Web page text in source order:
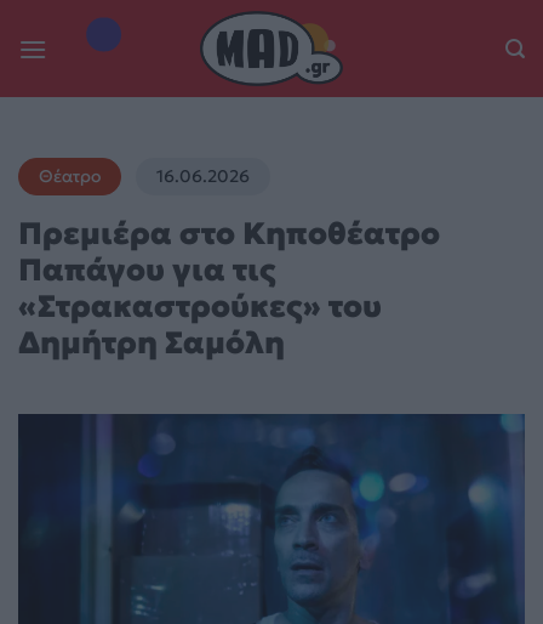
Θέατρο 16.06.2026
Πρεμιέρα στο Κηποθέατρο
Παπάγου για τις
«Στρακαστρούκες» του
Δημήτρη Σαμόλη